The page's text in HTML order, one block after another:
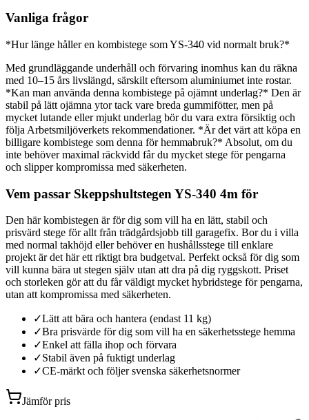
Vanliga frågor
*Hur länge håller en kombistege som YS-340 vid normalt bruk?*
Med grundläggande underhåll och förvaring inomhus kan du räkna
med 10–15 års livslängd, särskilt eftersom aluminiumet inte rostar.
*Kan man använda denna kombistege på ojämnt underlag?* Den är
stabil på lätt ojämna ytor tack vare breda gummifötter, men på
mycket lutande eller mjukt underlag bör du vara extra försiktig och
följa Arbetsmiljöverkets rekommendationer. *Är det värt att köpa en
billigare kombistege som denna för hemmabruk?* Absolut, om du
inte behöver maximal räckvidd får du mycket stege för pengarna
och slipper kompromissa med säkerheten.
Vem passar Skeppshultstegen YS-340 4m för
Den här kombistegen är för dig som vill ha en lätt, stabil och
prisvärd stege för allt från trädgårdsjobb till garagefix. Bor du i villa
med normal takhöjd eller behöver en hushållsstege till enklare
projekt är det här ett riktigt bra budgetval. Perfekt också för dig som
vill kunna bära ut stegen själv utan att dra på dig ryggskott. Priset
och storleken gör att du får väldigt mycket hybridstege för pengarna,
utan att kompromissa med säkerheten.
✓Lätt att bära och hantera (endast 11 kg)
✓Bra prisvärde för dig som vill ha en säkerhetsstege hemma
✓Enkel att fälla ihop och förvara
✓Stabil även på fuktigt underlag
✓CE-märkt och följer svenska säkerhetsnormer
Jämför pris